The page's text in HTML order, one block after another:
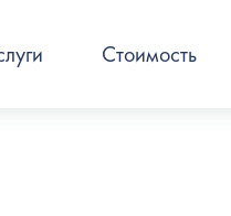
Стоимость